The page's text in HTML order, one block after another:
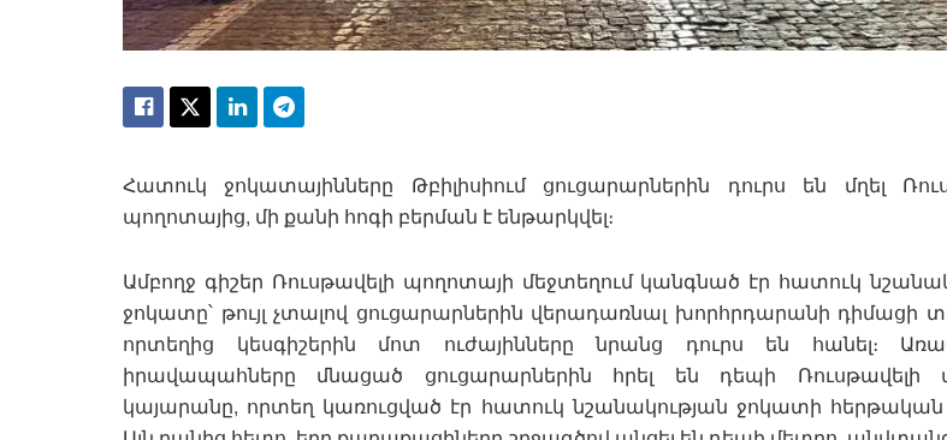
Հատուկ ջոկատայինները Թբիլիսիում ցուցարարներին դուրս են մղել
պողոտայից, մի քանի հոգի բերման է ենթարկվել։
Ամբողջ գիշեր Ռուսթավելի պողոտայի մեջտեղում կանգնած էր հատուկ
ջոկատը՝ թույլ չտալով ցուցարարներին վերադառնալ խորհրդարանի դիմացի
որտեղից կեսգիշերին մոտ ուժայինները նրանց դուրս են հանել։
իրավապահները մնացած ցուցարարներին հրել են դեպի Ռուսթավելի
կայարանը, որտեղ կառուցված էր հատուկ նշանակության ջոկատի հերթական